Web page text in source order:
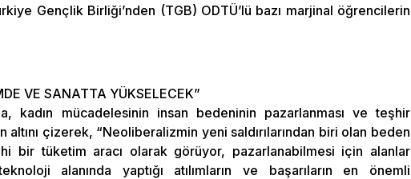
Gençlik Birliği’nden (TGB) ODTÜ’lü bazı marjinal öğrencilerin
VE SANATTA YÜKSELECEK”
kadın mücadelesinin insan bedeninin pazarlanması ve teşhir
altını çizerek, “Neoliberalizmin yeni saldırılarından biri olan beden
bir tüketim aracı olarak görüyor, pazarlanabilmesi için alanlar
alanında yaptığı atılımların ve başarıların en önemli